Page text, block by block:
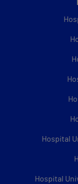
Hospital
Hospital